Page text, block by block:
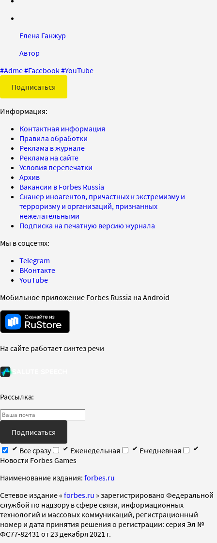
Елена Ганжур
Автор
#Adme#Facebook#YouTube
Подписаться
Информация:
Контактная информация
Правила обработки
Реклама в журнале
Реклама на сайте
Условия перепечатки
Архив
Вакансии в Forbes Russia
Сканер иноагентов, причастных к экстремизму и
терроризму и организаций, признанных
нежелательными
Подписка на печатную версию журнала
Мы в соцсетях:
Telegram
ВКонтакте
YouTube
Мобильное приложение Forbes Russia на Android
На сайте работает синтез речи
Рассылка:
Подписаться
Все сразу
Еженедельная
Ежедневная
Новости Forbes Games
Наименование издания: forbes.ru
Cетевое издание « forbes.ru » зарегистрировано Федеральной
службой по надзору в сфере связи, информационных
технологий и массовых коммуникаций, регистрационный
номер и дата принятия решения о регистрации: серия Эл №
ФС77-82431 от 23 декабря 2021 г.